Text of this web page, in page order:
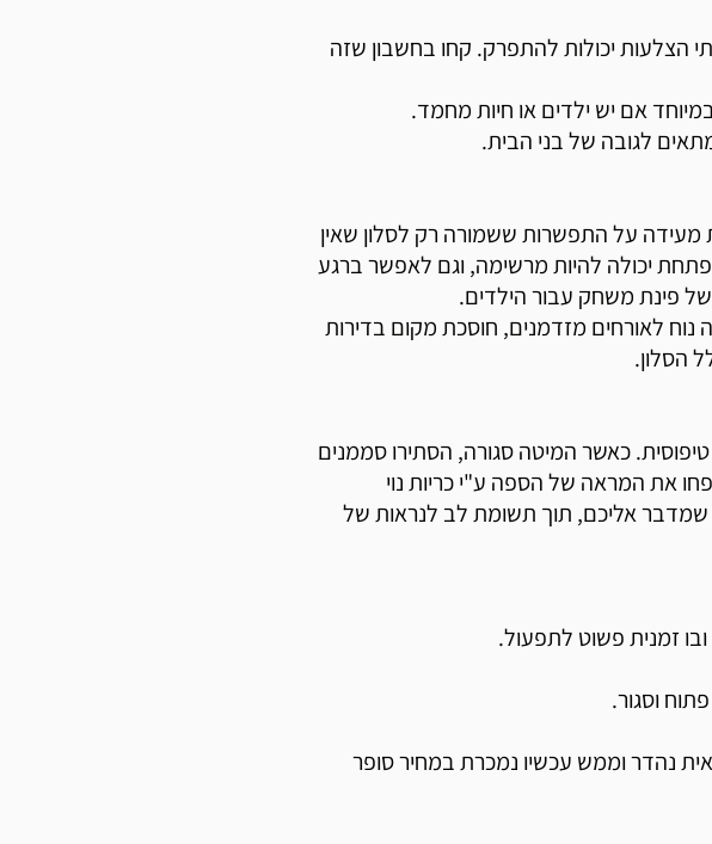
הצלעות יכולות להתפרק. קחו בחשבון שזה
על התפשרות ששמורה רק לסלון שאין
יכולה להיות מרשימה, וגם לאפשר ברגע
פינת משחק עבור הילדים.
לאורחים מזדמנים, חוסכת מקום בדירות
הסלון.
כאשר המיטה סגורה, הסתירו סממנים
את המראה של הספה ע"י כריות נוי
שמדבר אליכם, תוך תשומת לב לנראות של
נהדר וממש עכשיו נמכרת במחיר סופר